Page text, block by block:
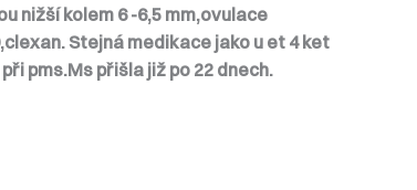
nižší kolem 6 -6,5 mm,ovulace
Stejná medikace jako u et 4 ket
pms.Ms přišla již po 22 dnech.